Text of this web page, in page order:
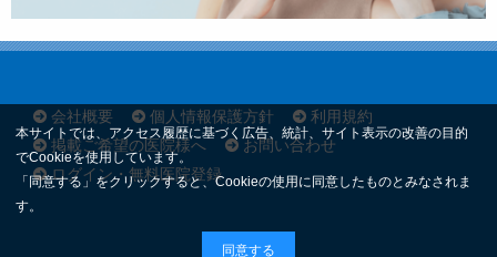
会社概要 個人情報保護方針
利用規約
掲載ご希望の医院様へ
お問い合わせ
ログイン・無料医院登録
本サイトでは、アクセス履歴に基づく広告、統計、サイト表示の改善の目的
でCookieを使用しています。
「同意する」をクリックすると、Cookieの使用に同意したものとみなされま
す。
同意する